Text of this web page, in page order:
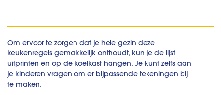
Om ervoor te zorgen dat je hele gezin deze
keukenregels gemakkelijk onthoudt, kun je de lijst
uitprinten en op de koelkast hangen. Je kunt zelfs aan
je kinderen vragen om er bijpassende tekeningen bij
te maken.